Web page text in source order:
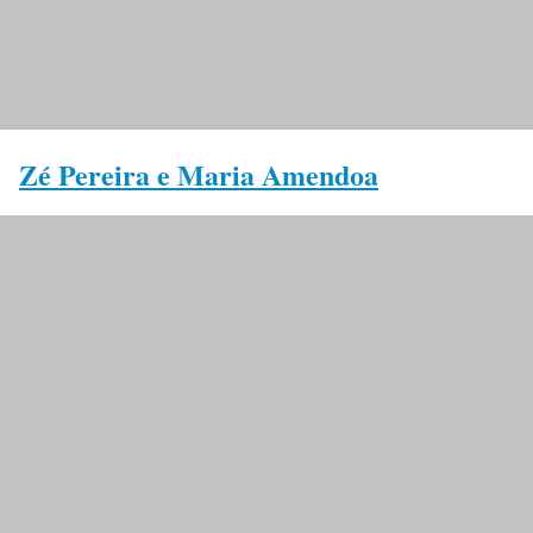
Zé Pereira e Maria Amendoa